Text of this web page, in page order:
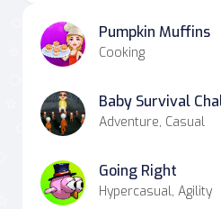
Pumpkin Muffins
Cooking
Baby Survival
Adventure, Casual
Going Right
Hypercasual, Agility